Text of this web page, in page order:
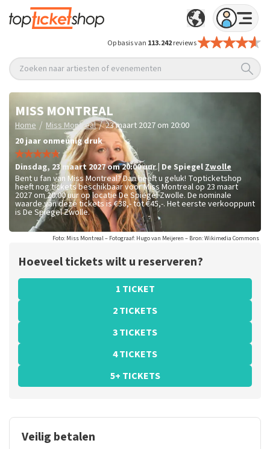
Op basis van 113.242reviews
Zoeken naar artiesten of evenementen
MISS MONTREAL
Home / Miss Montreal / 23 maart 2027 om 20:00
20 jaar onmeunig druk
dinsdag, 23 maart 2027 om 20:00uur De SpiegelZwolle
Bent u fan van Miss Montreal? Dan heeft u geluk! Topticketshop
heeft nog tickets beschikbaar voor Miss Montreal op 23 maart
2027 om 20:00 uur op locatie De Spiegel Zwolle. De nominale
waarde van deze tickets is€38,- tot €45,-. Het eerste verkooppunt
is De Spiegel Zwolle.
Foto: Miss Montreal – Fotograaf: Hugo van Meijeren – Bron: Wikimedia Commons
Hoeveel tickets wilt u reserveren?
1 TICKET
2 TICKETS
3 TICKETS
4 TICKETS
5+ TICKETS
Veilig betalen